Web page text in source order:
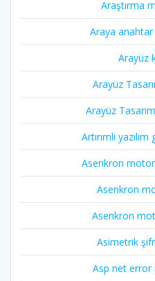
Araştırma
Araya
Arayüz
Arayüz
Arayüz
Artırımlı
Asenkron
Asenkron
Asenkron
Asimetrik
Asp net error